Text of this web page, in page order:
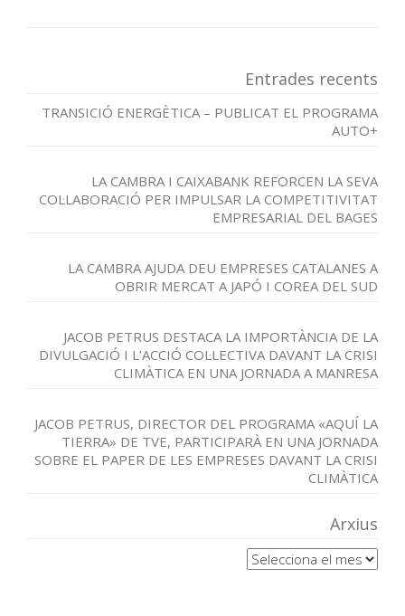
Entrades recents
TRANSICIÓ ENERGÈTICA – PUBLICAT EL PROGRAMA
AUTO+
LA CAMBRA I CAIXABANK REFORCEN LA SEVA
COL·LABORACIÓ PER IMPULSAR LA COMPETITIVITAT
EMPRESARIAL DEL BAGES
LA CAMBRA AJUDA DEU EMPRESES CATALANES A
OBRIR MERCAT A JAPÓ I COREA DEL SUD
JACOB PETRUS DESTACA LA IMPORTÀNCIA DE LA
DIVULGACIÓ I L’ACCIÓ COL·LECTIVA DAVANT LA CRISI
CLIMÀTICA EN UNA JORNADA A MANRESA
JACOB PETRUS, DIRECTOR DEL PROGRAMA «AQUÍ LA
TIERRA» DE TVE, PARTICIPARÀ EN UNA JORNADA
SOBRE EL PAPER DE LES EMPRESES DAVANT LA CRISI
CLIMÀTICA
Arxius
Arxius